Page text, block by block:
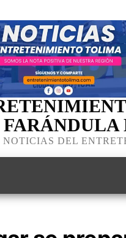
FARÁNDULA
NOTICIAS DEL